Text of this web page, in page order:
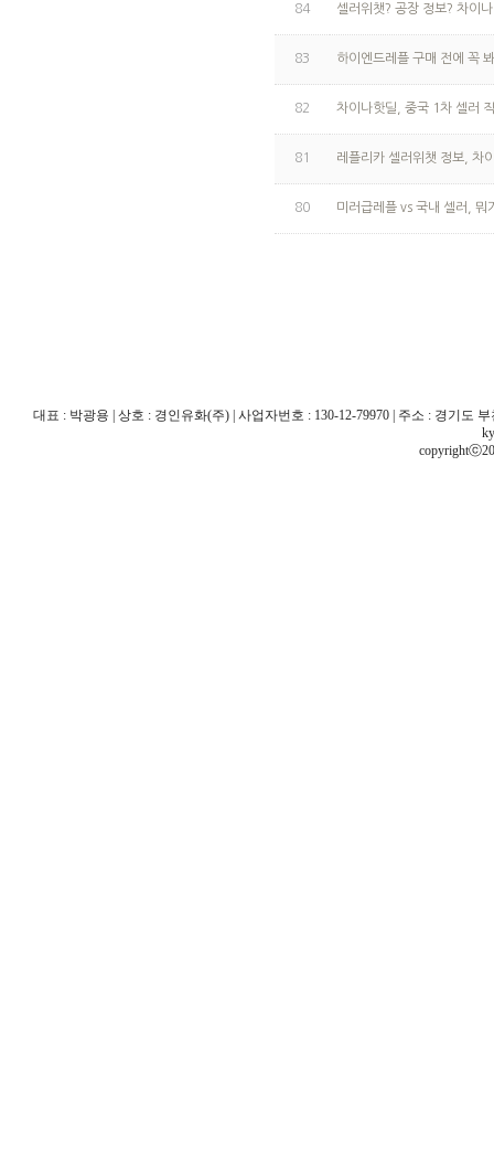
84 셀러위챗? 공장 정보? 차이
83 하이엔드레플 구매 전에 꼭
82 차이나핫딜, 중국 1차 셀러
81 레플리카 셀러위챗 정보, 차
80 미러급레플 vs 국내 셀러,
대표 : 박광용 | 상호 : 경인유화(주) | 사업자번호 : 130-12-79970 | 주소 : 경기도